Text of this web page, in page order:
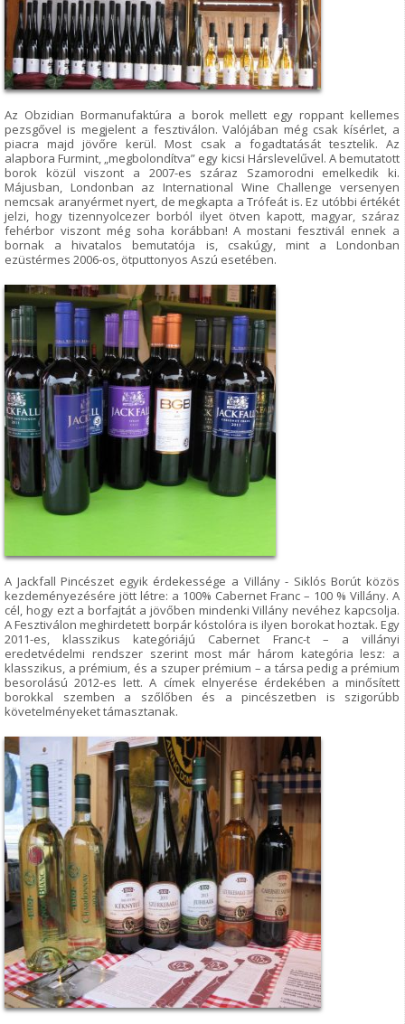
Az Obzidian Bormanufaktúra a borok mellett egy roppant kellemes
pezsgővel is megjelent a fesztiválon. Valójában még csak kísérlet, a
piacra majd jövőre kerül. Most csak a fogadtatását tesztelik. Az
alapbora Furmint, „megbolondítva” egy kicsi Hárslevelűvel. A bemutatott
borok közül viszont a 2007-es száraz Szamorodni emelkedik ki.
Májusban, Londonban az International Wine Challenge versenyen
nemcsak aranyérmet nyert, de megkapta a Trófeát is. Ez utóbbi értékét
jelzi, hogy tizennyolcezer borból ilyet ötven kapott, magyar, száraz
fehérbor viszont még soha korábban! A mostani fesztivál ennek a
bornak a hivatalos bemutatója is, csakúgy, mint a Londonban
ezüstérmes 2006-os, ötputtonyos Aszú esetében.
A Jackfall Pincészet egyik érdekessége a Villány - Siklós Borút közös
kezdeményezésére jött létre: a 100% Cabernet Franc – 100 % Villány. A
cél, hogy ezt a borfajtát a jövőben mindenki Villány nevéhez kapcsolja.
A Fesztiválon meghirdetett borpár kóstolóra is ilyen borokat hoztak. Egy
2011-es, klasszikus kategóriájú Cabernet Franc-t – a villányi
eredetvédelmi rendszer szerint most már három kategória lesz: a
klasszikus, a prémium, és a szuper prémium – a társa pedig a prémium
besorolású 2012-es lett. A címek elnyerése érdekében a minősített
borokkal szemben a szőlőben és a pincészetben is szigorúbb
követelményeket támasztanak.